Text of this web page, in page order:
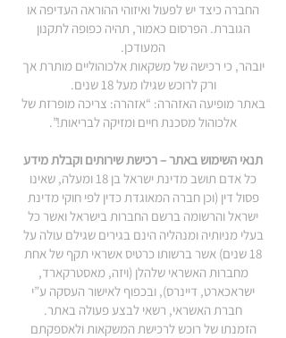
החברה כיצד יש לפעול ואיזוהי ההוראה העדיפה או
הגוברת. הפרסום כאמור, תהיה כפופה לתקנון
המעודכן.
יובהר, כי רכישה של משקאות אלכוהוליים מותרת אך
ורק לרוכש שגילו מעל 18 שנים.
באתר מופיעה האזהרה: “אזהרה: צריכה מופרזת של
אלכוהול מסכנת חיים ומזיקה לבריאות!”.
תנאי השימוש באתר – רכישת שירותים וקבלת מידע
כל אדם תושב מדינת ישראל בן 18 ומעלה, שאינו
פסול דין (וכן חברה המאוגדת כדין לפי חוקי מדינת
ישראל והרשומה ברשם החברות בישראל ואשר כל
בעלי מניותיה ומנהליה הינם בגירים שגילם עולה על
18 שנים) אשר ברשותו כרטיס אשראי תקף של אחת
מחברות האשראי שלהלן (ויזה, מאסטרקארד,
ישראכארט, דיינרס), ובכפוף לאישור העסקה ע”י
חברת האשראי, רשאי לבצע פעולה באתר.
הזמנתו של רוכש לרכישת המשקאות ולאספקתם